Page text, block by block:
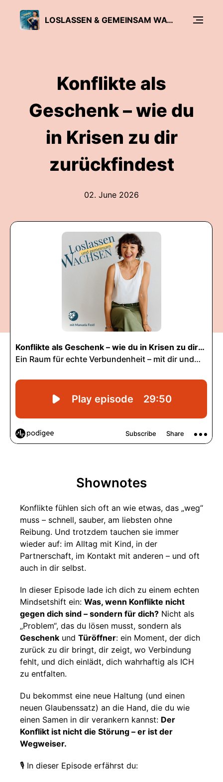
LOSLASSEN & GEMEINSAM WACHSEN
Konflikte als
Geschenk – wie du
in Krisen zu dir
zurückfindest
02. June 2026
Shownotes
Konflikte fühlen sich oft an wie etwas, das „weg“
muss – schnell, sauber, am liebsten ohne
Reibung. Und trotzdem tauchen sie immer
wieder auf: im Alltag mit Kind, in der
Partnerschaft, im Kontakt mit anderen – und oft
auch in dir selbst.
In dieser Episode lade ich dich zu einem echten
Mindsetshift ein: Was, wenn Konflikte nicht
gegen dich sind – sondern für dich? Nicht als
„Problem“, das du lösen musst, sondern als
Geschenk und Türöffner: ein Moment, der dich
zurück zu dir bringt, dir zeigt, wo Verbindung
fehlt, und dich einlädt, dich wahrhaftig als ICH
zu entfalten.
Du bekommst eine neue Haltung (und einen
neuen Glaubenssatz) an die Hand, die du wie
einen Samen in dir verankern kannst: Der
Konflikt ist nicht die Störung – er ist der
Wegweiser.
🎙 In dieser Episode erfährst du: